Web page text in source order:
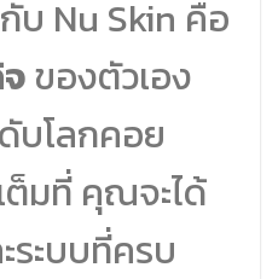
บ Nu Skin คือ
ของตัวเอง
บโลกคอย
มที่ คุณจะได้
ระบบที่ครบ